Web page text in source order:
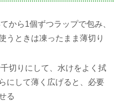
から1個ずつラップで包み、
うときは凍ったまま薄切り
切りにして、水けをよく拭
にして薄く広げると、必要
る